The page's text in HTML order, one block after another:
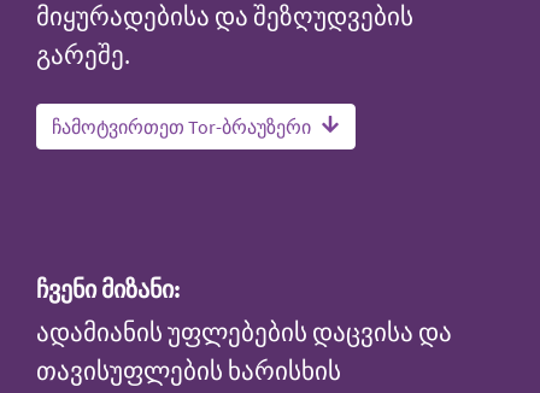
მიყურადებისა და შეზღუდვების
გარეშე.
ჩამოტვირთეთ Tor-ბრაუზერი
ჩვენი მიზანი:
ადამიანის უფლებების დაცვისა და
თავისუფლების ხარისხის